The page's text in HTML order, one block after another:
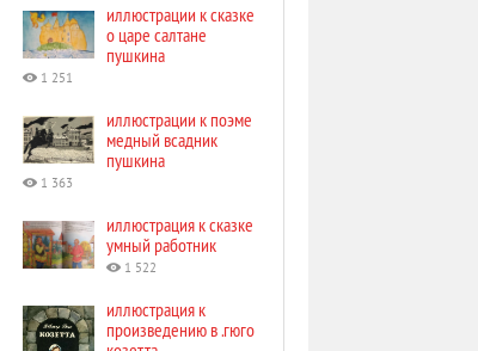
иллюстрации к сказке
о царе салтане
пушкина
1 251
иллюстрации к поэме
медный всадник
пушкина
1 363
иллюстрация к сказке
умный работник
1 522
иллюстрация к
произведению в .гюго